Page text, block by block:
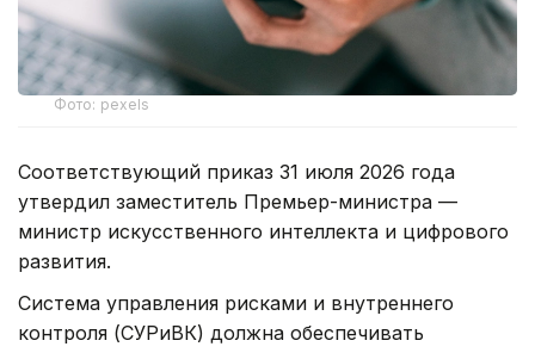
Фото: pexels
Соответствующий приказ 31 июля 2026 года
утвердил заместитель Премьер-министра —
министр искусственного интеллекта и цифрового
развития.
Система управления рисками и внутреннего
контроля (СУРиВК) должна обеспечивать